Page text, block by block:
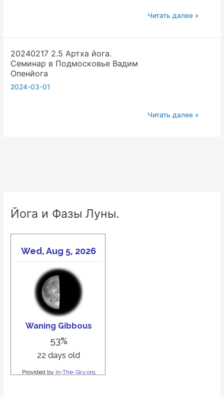
Вадим
vvzlectriada
20240218
Артха
Опенйога
Читать далее »
20240217 2.5 Артха йога.
Семинар в Подмосковье Вадим
Опенйога
2024-03-01
20240217
Читать далее »
Йога и Фазы Луны.